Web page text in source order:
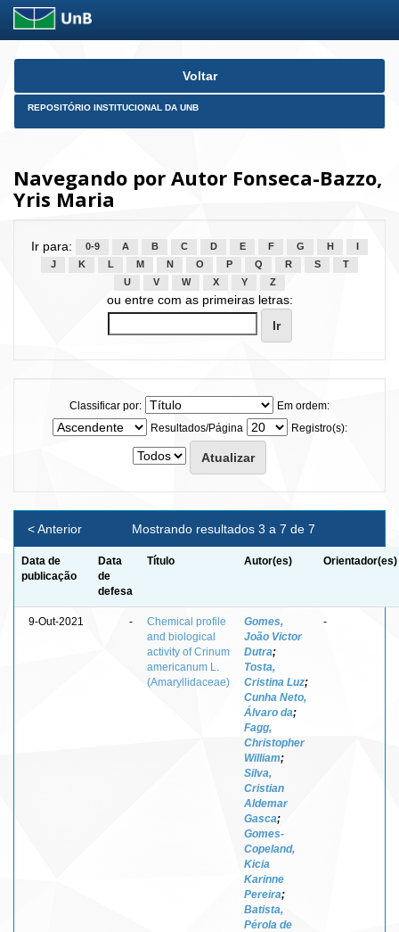
Skip
Voltar
REPOSITÓRIO INSTITUCIONAL DA UNB
Navegando por Autor Fonseca-Bazzo,
Yris Maria
Ir para: 0-9 A B C D E F G H
J
K L M N O P Q R S
T
U
V W X Y Z
ou entre com as primeiras letras:
Classificar por:
Em ordem:
Resultados/Página
Registro(s):
Mostrando resultados 3 a 7 de 7
< Anterior
Data de
publicação
Data
de
defesa
Título Autor(es) Orientador(es)
9-Out-2021 -
Chemical profile
and biological
activity of Crinum
americanum L.
(Amaryllidaceae)
Gomes,
João Victor
Dutra;
Tosta,
Cristina Luz;
Cunha Neto,
Álvaro da;
Fagg,
Christopher
William;
Silva,
Cristian
Aldemar
Gasca;
Gomes-
Copeland,
Kicia
Karinne
Pereira;
Batista,
Pérola de
-